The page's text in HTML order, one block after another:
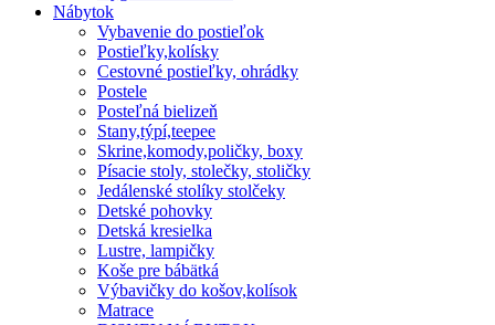
Nábytok
Vybavenie do postieľok
Postieľky,kolísky
Cestovné postieľky, ohrádky
Postele
Posteľná bielizeň
Stany,týpí,teepee
Skrine,komody,poličky, boxy
Písacie stoly, stolečky, stoličky
Jedálenské stolíky stolčeky
Detské pohovky
Detská kresielka
Lustre, lampičky
Koše pre bábätká
Výbavičky do košov,kolísok
Matrace